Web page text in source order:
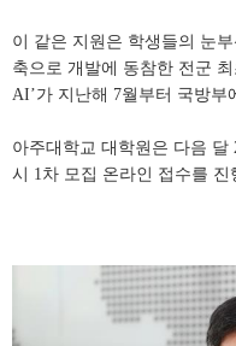
이 같은 지원은 학생들의 눈
축으로 개발에 동참한 전군 최
AI’가 지난해 7월부터 국방부
아주대학교 대학원은 다음 달
시 1차 모집 온라인 접수를 진